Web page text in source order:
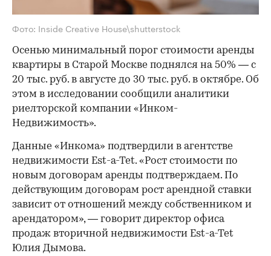
Фото: Inside Creative House\shutterstock
Осенью минимальный порог стоимости аренды
квартиры в Старой Москве поднялся на 50% — с
20 тыс. руб. в августе до 30 тыс. руб. в октябре. Об
этом в исследовании сообщили аналитики
риелторской компании «Инком-
Недвижимость».
Данные «Инкома» подтвердили в агентстве
недвижимости Est-a-Tet. «Рост стоимости по
новым договорам аренды подтверждаем. По
действующим договорам рост арендной ставки
зависит от отношений между собственником и
арендатором», — говорит директор офиса
продаж вторичной недвижимости Est-a-Tet
Юлия Дымова.